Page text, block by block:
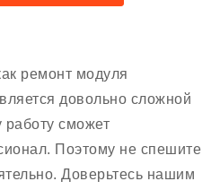
ремонт модуля
довольно сложной
работу сможет
Поэтому не спешите
Доверьтесь нашим